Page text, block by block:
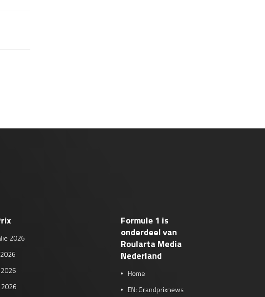
2026
2026
2026
Formule 1 is
onderdeel van
Roularta Media
Nederland
Home
EN: Grandprixnews